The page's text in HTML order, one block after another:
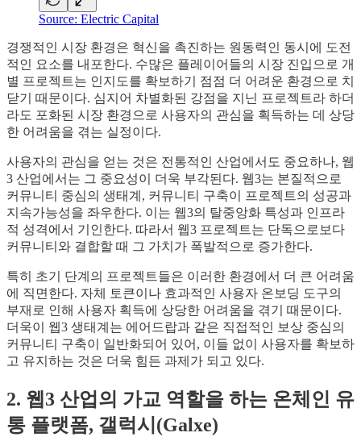
Source: Electric Capital
경쟁적인 시장 환경은 혁신을 촉진하는 원동력인 동시에 도전
적인 요소를 내포한다. 수많은 플레이어들의 시장 진입으로 개
별 프로젝트는 인지도를 확보하기 점점 더 어려운 환경으로 치
닫기 때문이다. 심지어 차별화된 강점을 지닌 프로젝트라 하더
라도 포화된 시장 환경으로 사용자의 관심을 획득하는 데 상당
한 어려움을 겪는 실정이다.
사용자의 관심을 얻는 것은 전통적인 산업에서도 중요하나, 웹
3 산업에서는 그 중요성이 더욱 부각된다. 웹3는 본질적으로
커뮤니티 중심의 생태계, 커뮤니티 구축이 프로젝트의 성공과
지속가능성을 좌우한다. 이는 웹3의 탈중앙화 특성과 인프라
적 성격에서 기인한다. 따라서 웹3 프로젝트는 단독으로보다
커뮤니티와 결합할 때 그 가치가 폭발적으로 증가한다.
특히 초기 단계의 프로젝트들은 이러한 환경에서 더 큰 어려움
에 직면한다. 자체 토큰이나 효과적인 사용자 온보딩 도구의
부재로 인해 사용자 획득에 상당한 어려움을 겪기 때문이다.
더욱이 웹3 생태계는 에어드랍과 같은 직접적인 보상 중심의
커뮤니티 구축이 일반화되어 있어, 이들 없이 사용자를 확보하
고 유지하는 것은 더욱 힘든 과제가 되고 있다.
2. 웹3 산업의 가교 역할을 하는 온체인 유
통 플랫폼, 갤럭시(Galxe)